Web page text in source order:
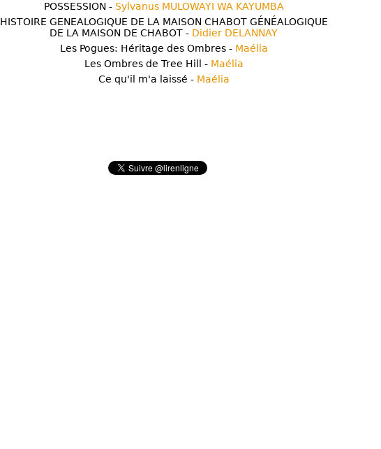
POSSESSION - Sylvanus MULOWAYI WA KAYUMBA
HISTOIRE GENEALOGIQUE DE LA MAISON CHABOT GÉNÉALOGIQUE
DE LA MAISON DE CHABOT - Didier DELANNAY
Les Pogues: Héritage des Ombres - Maélia
Les Ombres de Tree Hill - Maélia
Ce qu'il m'a laissé - Maélia